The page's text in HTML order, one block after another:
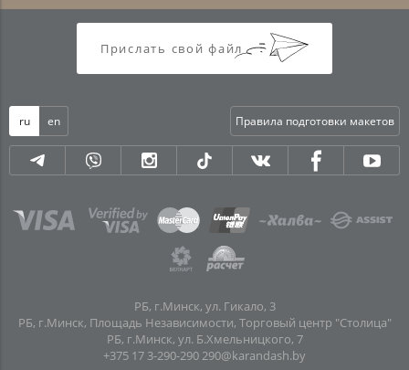
Прислать свой файл
ru en Правила подготовки макетов
РБ, г.Минск, ул. Гикало, 3
РБ, г.Минск, Площадь Независимости, Торговый центр "Столица"
РБ, г.Минск, ул. Б.Хмельницкого, 7
+375 17 3-290-290 290@karandash.by